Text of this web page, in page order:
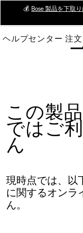
Main
💰 Bose 製品を下取
ヘルプセンター 注文
この製
ではご
ん
現時点では、以
に関するオンラ
ん。